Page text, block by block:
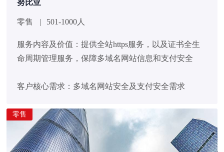
努比亚
零售 | 501-1000人
服务内容及价值：提供全站https服务，以及证书全生
命周期管理服务，保障多域名网站信息和支付安全
客户核心需求：多域名网站安全及支付安全需求
零售